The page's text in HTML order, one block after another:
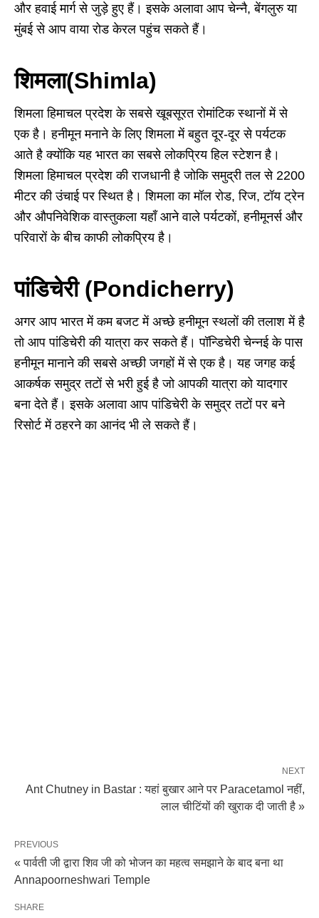
और हवाई मार्ग से जुड़े हुए हैं। इसके अलावा आप चेन्नै, बेंगलुरु या
मुंबई से आप वाया रोड केरल पहुंच सकते हैं।
शिमला(Shimla)
शिमला हिमाचल प्रदेश के सबसे खूबसूरत रोमांटिक स्थानों में से
एक है। हनीमून मनाने के लिए शिमला में बहुत दूर-दूर से पर्यटक
आते है क्योंकि यह भारत का सबसे लोकप्रिय हिल स्टेशन है।
शिमला हिमाचल प्रदेश की राजधानी है जोकि समुद्री तल से 2200
मीटर की उंचाई पर स्थित है। शिमला का मॉल रोड, रिज, टॉय ट्रेन
और औपनिवेशिक वास्तुकला यहाँ आने वाले पर्यटकों, हनीमूनर्स और
परिवारों के बीच काफी लोकप्रिय है।
पांडिचेरी (Pondicherry)
अगर आप भारत में कम बजट में अच्छे हनीमून स्थलों की तलाश में है
तो आप पांडिचेरी की यात्रा कर सकते हैं। पॉन्डिचेरी चेन्नई के पास
हनीमून मानाने की सबसे अच्छी जगहों में से एक है। यह जगह कई
आकर्षक समुद्र तटों से भरी हुई है जो आपकी यात्रा को यादगार
बना देते हैं। इसके अलावा आप पांडिचेरी के समुद्र तटों पर बने
रिसोर्ट में ठहरने का आनंद भी ले सकते हैं।
NEXT
Ant Chutney in Bastar : यहां बुखार आने पर Paracetamol नहीं,
लाल चीटिंयों की खुराक दी जाती है »
PREVIOUS
« पार्वती जी द्वारा शिव जी को भोजन का महत्व समझाने के बाद बना था
Annapoorneshwari Temple
SHARE